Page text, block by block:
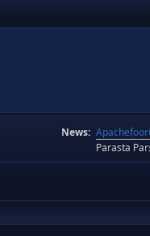
News:
Parasta